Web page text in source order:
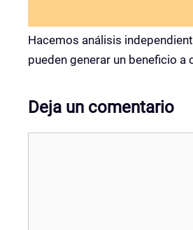
Hacemos análisis
pueden generar un beneficio a
Deja un comentario